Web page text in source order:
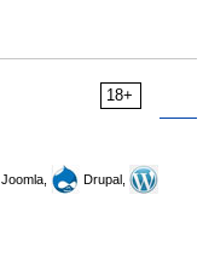
18+
Joomla,
Drupal,